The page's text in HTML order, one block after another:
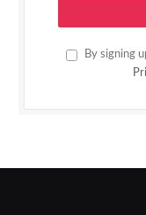
By signing